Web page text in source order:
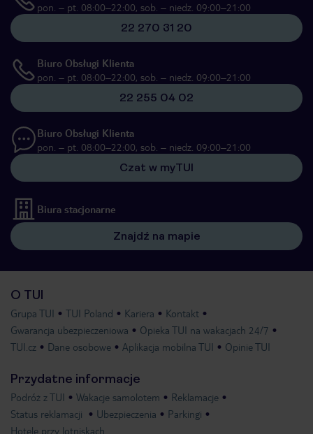
pon. – pt. 08:00–22:00, sob. – niedz. 09:00–21:00
22 270 31 20
Biuro Obsługi Klienta
pon. – pt. 08:00–22:00, sob. – niedz. 09:00–21:00
22 255 04 02
Biuro Obsługi Klienta
pon. – pt. 08:00–22:00, sob. – niedz. 09:00–21:00
Czat w myTUI
Biura stacjonarne
Znajdź na mapie
O TUI
Grupa TUI TUI Poland Kariera
Kontakt
Gwarancja ubezpieczeniowa
Opieka TUI na wakacjach 24/7
TUI.cz
Dane osobowe Aplikacja mobilna TUI Opinie TUI
Przydatne informacje
Podróż z TUI Wakacje samolotem
Reklamacje
Status reklamacji
Ubezpieczenia
Parkingi
Hotele przy lotniskach